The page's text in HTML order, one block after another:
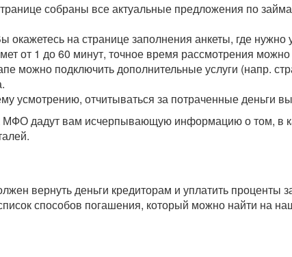
собраны все актуальные предложения по
окажетесь на странице заполнения анкеты, где
от 1 до 60 минут, точное время рассмотрения
можно подключить дополнительные услуги (напр.
усмотрению, отчитываться за потраченные деньги
дадут вам исчерпывающую информацию о том, в
вернуть деньги кредиторам и уплатить
способов погашения, который можно найти на